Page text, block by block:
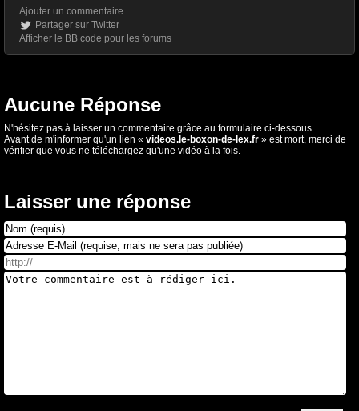
Ajouter un commentaire
Partager sur Twitter
Afficher le BB code pour les forums
Aucune Réponse
N'hésitez pas à laisser un commentaire grâce au formulaire ci-dessous.
Avant de m'informer qu'un lien « videos.le-boxon-de-lex.fr » est mort, merci de
vérifier que vous ne téléchargez qu'une vidéo à la fois.
Laisser une réponse